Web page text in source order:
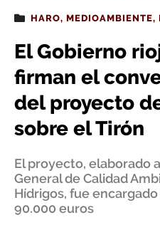
HARO, MEDIOAMBIENTE,
El Gobierno
firman el
del proyecto
sobre el Tirón
El proyecto, elaborado
General de Calidad
Hídrigos, fue
90.000 euros